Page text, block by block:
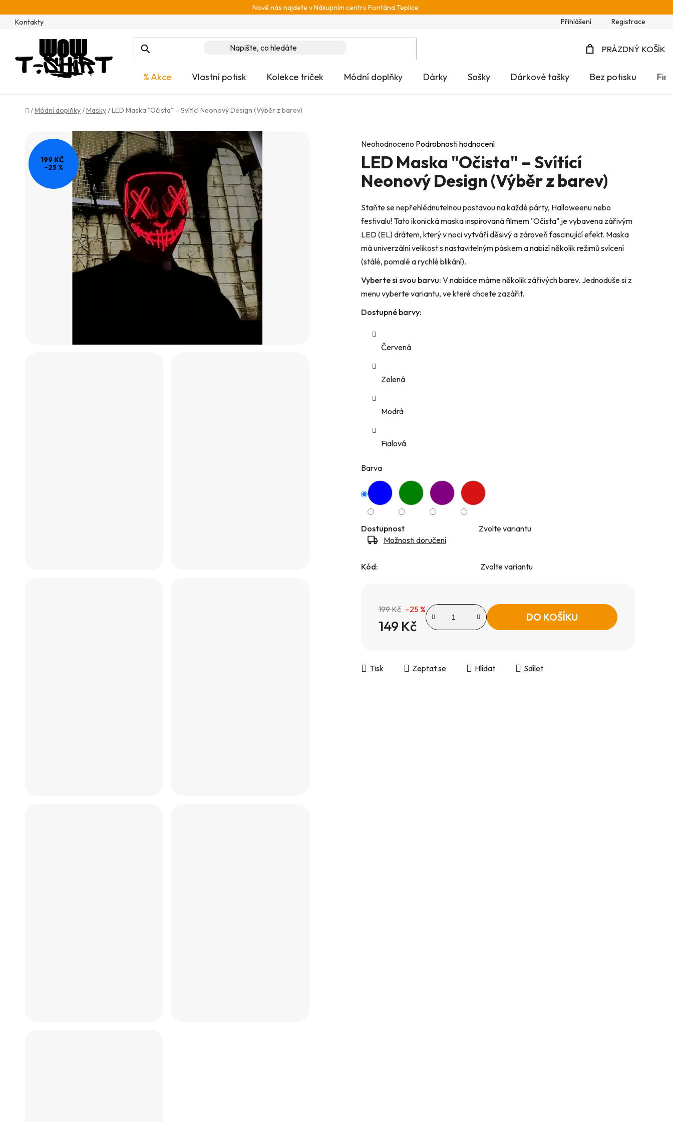
na
obsah
Nově nás najdete v Nákupním centru Fontána Teplice
Kontakty
Přihlášení Registrace
PRÁZDNÝ KOŠÍK
% Akce Vlastní potisk Kolekce triček Módní doplňky Dárky Sošky Dárkové tašky Bez potisku
Domů
/Módní doplňky/Masky/LED Maska "Očista" – Svítící Neonový Design (Výběr z barev)
Průměrné
hodnocení
produktu
je
z
5
hvězdiček.
Neohodnoceno Podrobnosti hodnocení
LED Maska "Očista" – Svítící
Neonový Design (Výběr z barev)
Staňte se nepřehlédnutelnou postavou na každé párty, Halloweenu nebo
festivalu! Tato ikonická maska inspirovaná filmem "Očista" je vybavena zářivým
LED (EL) drátem, který v noci vytváří děsivý a zároveň fascinující efekt. Maska
má univerzální velikost s nastavitelným páskem a nabízí několik režimů svícení
(stálé, pomalé a rychlé blikání).
Vyberte si svou barvu: V nabídce máme několik zářivých barev. Jednoduše si z
menu vyberte variantu, ve které chcete zazářit.
Dostupné barvy:
Červená
Zelená
Modrá
Fialová
Barva
Dostupnost
Zvolte variantu
Možnosti doručení
Kód: Zvolte variantu
199 Kč –25 %
149 Kč
DO KOŠÍKU
Tisk Zeptat se Hlídat Sdílet
199 KČ
–25 %